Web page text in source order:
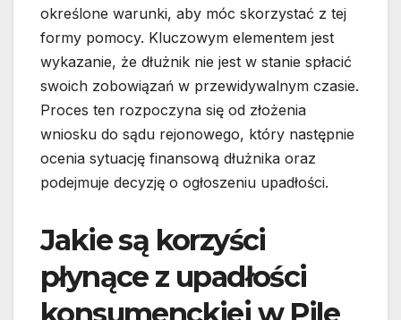
określone warunki, aby móc skorzystać z tej
formy pomocy. Kluczowym elementem jest
wykazanie, że dłużnik nie jest w stanie spłacić
swoich zobowiązań w przewidywalnym czasie.
Proces ten rozpoczyna się od złożenia
wniosku do sądu rejonowego, który następnie
ocenia sytuację finansową dłużnika oraz
podejmuje decyzję o ogłoszeniu upadłości.
Jakie są korzyści
płynące z upadłości